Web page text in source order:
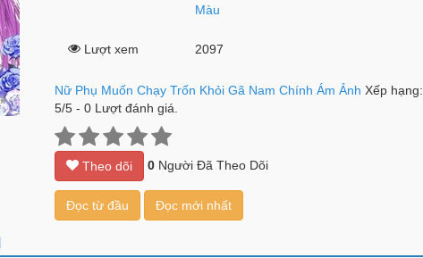
Màu
Lượt xem 2097
Nữ Phụ Muốn Chạy Trốn Khỏi Gã Nam Chính Ám Ảnh Xếp hạng:
5/5- 0Lượt đánh giá.
Theo dõi 0Người Đã Theo Dõi
Đọc từ đầu Đọc mới nhất